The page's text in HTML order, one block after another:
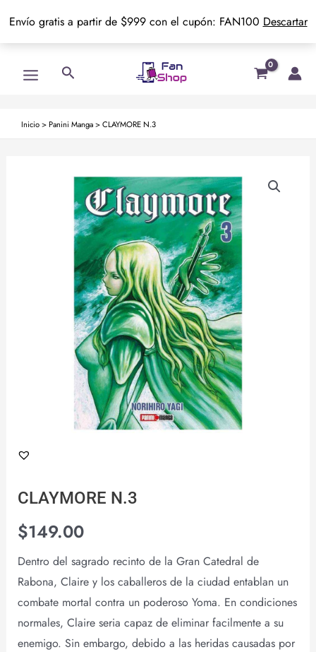
Envío gratis a partir de $999 con el cupón: FAN100 Descartar
Menu
Buscar
Inicio> Panini Manga>CLAYMORE N.3
CLAYMORE N.3
$149.00
Dentro del sagrado recinto de la Gran Catedral de
Rabona, Claire y los caballeros de la ciudad entablan un
combate mortal contra un poderoso Yoma. En condiciones
normales, Claire seria capaz de eliminar facilmente a su
enemigo. Sin embargo, debido a las heridas causadas por